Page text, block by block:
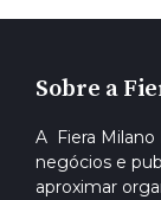
Sobre a
A Fiera Milano
negócios e
aproximar